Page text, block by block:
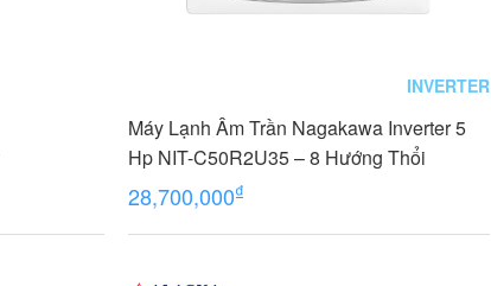
INVERTER
Máy Lạnh Âm Trần Nagakawa Inverter 5
Hp NIT-C50R2U35 – 8 Hướng Thổi
28,700,000₫